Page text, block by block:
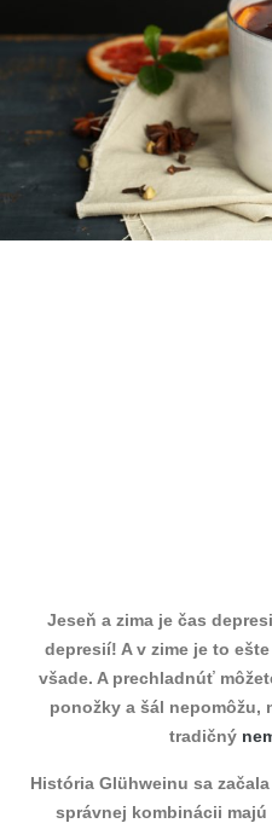
Jeseň a zima je čas
depresií! A v zime je to
všade. A prechladnúť
ponožky a šál nepomôžu,
tradičný
História Glühweinu sa
správnej kombinácii